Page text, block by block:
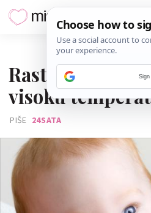
Rast zubića ne
visoku
PIŠE 24SATA